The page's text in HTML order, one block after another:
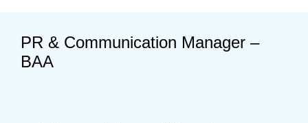
PR & Communication Manager –
BAA